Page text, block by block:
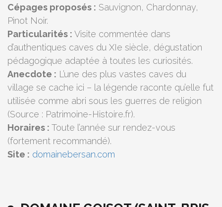
Cépages proposés : Sauvignon, Chardonnay,
Pinot Noir.
Particularités : Visite commentée dans
d’authentiques caves du XIe siècle, dégustation
pédagogique adaptée à toutes les curiosités.
Anecdote : L’une des plus vastes caves du
village se cache ici – la légende raconte qu’elle fut
utilisée comme abri sous les guerres de religion
(Source : Patrimoine-Histoire.fr).
Horaires : Toute l’année sur rendez-vous
(fortement recommandé).
Site : domainebersan.com